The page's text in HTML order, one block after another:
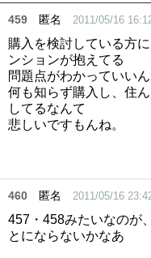
459 匿名 2011/05/16
購入を検討している方
ンションが抱えてる
問題点がわかっていい
何も知らず購入し、住
してるなんて
悲しいですもんね。
460 匿名 2011/05/16
457・458みたいなのが
とにならないかなあ